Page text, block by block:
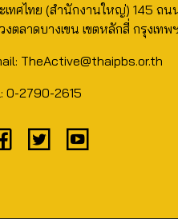
เทศไทย (สำนักงานใหญ่) 145 ถน
งตลาดบางเขน เขตหลักสี่ กรุงเทพ
TheActive@thaipbs.or.th
0-2790-2615